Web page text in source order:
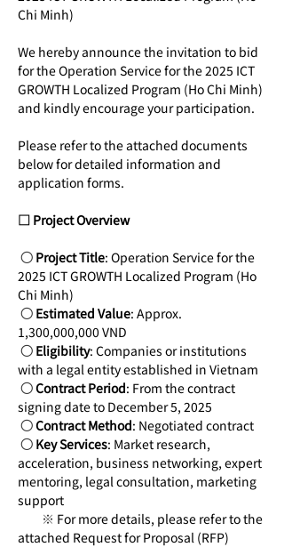
Chi Minh)
We hereby announce the invitation to bid
for the Operation Service for the 2025 ICT
GROWTH Localized Program (Ho Chi Minh)
and kindly encourage your participation.
Please refer to the attached documents
below for detailed information and
application forms.
□ Project Overview
○ Project Title: Operation Service for the
2025 ICT GROWTH Localized Program (Ho
Chi Minh)
○ Estimated Value: Approx.
1,300,000,000 VND
○ Eligibility: Companies or institutions
with a legal entity established in Vietnam
○ Contract Period: From the contract
signing date to December 5, 2025
○ Contract Method: Negotiated contract
○ Key Services: Market research,
acceleration, business networking, expert
mentoring, legal consultation, marketing
support
※ For more details, please refer to the
attached Request for Proposal (RFP)